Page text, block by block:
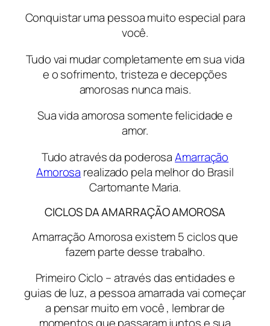
Conquistar uma pessoa muito especial para
você.
Tudo vai mudar completamente em sua vida
e o sofrimento, tristeza e decepções
amorosas nunca mais.
Sua vida amorosa somente felicidade e
amor.
Tudo através da poderosaAmarração
Amorosa realizado pela melhor do Brasil
Cartomante Maria.
CICLOS DA AMARRAÇÃO AMOROSA
Amarração Amorosa existem 5 ciclos que
fazem parte desse trabalho.
Primeiro Ciclo – através das entidades e
guias de luz, a pessoa amarrada vai começar
a pensar muito em você , lembrar de